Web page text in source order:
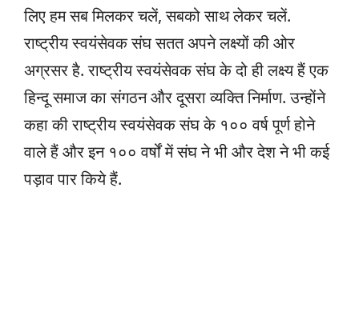
लिए हम सब मिलकर चलें, सबको साथ लेकर चलें.
राष्ट्रीय स्वयंसेवक संघ सतत अपने लक्ष्यों की ओर
अग्रसर है. राष्ट्रीय स्वयंसेवक संघ के दो ही लक्ष्य हैं एक
हिन्दू समाज का संगठन और दूसरा व्यक्ति निर्माण. उन्होंने
कहा की राष्ट्रीय स्वयंसेवक संघ के १०० वर्ष पूर्ण होने
वाले हैं और इन १०० वर्षों में संघ ने भी और देश ने भी कई
पड़ाव पार किये हैं.